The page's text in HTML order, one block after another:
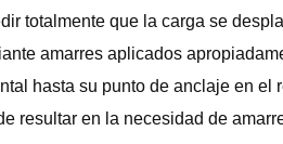
totalmente que la carga se
amarres aplicados
hasta su punto de anclaje en el
resultar en la necesidad de